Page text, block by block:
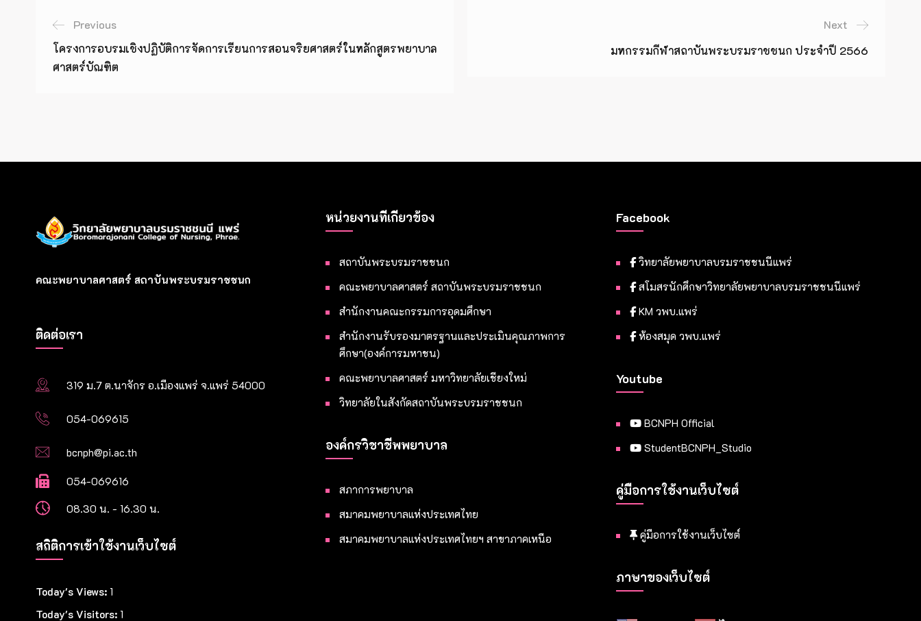
Previous
โครงการอบรมเชิงปฏิบัติการจัดการเรียนการสอนจริยศาสตร์ในหลักสูตรพยาบาล
ศาสตร์บัณฑิต
Next
มหกรรมกีฬาสถาบันพระบรมราชชนก ประจำปี 2566
คณะพยาบาลศาสตร์ สถาบันพระบรมราชชนก
ติดต่อเรา
319 ม.7 ต.นาจักร อ.เมืองแพร่ จ.แพร่ 54000
054-069615
bcnph@pi.ac.th
054-069616
08.30 น. - 16.30 น.
สถิติการเข้าใช้งานเว็บไซต์
Today's Views: 1
Today's Visitors: 1
หน่วยงานที่เกี่ยวข้อง
สถาบันพระบรมราชชนก
คณะพยาบาลศาสตร์ สถาบันพระบรมราชชนก
สำนักงานคณะกรรมการอุดมศึกษา
สำนักงานรับรองมาตรฐานและประเมินคุณภาพการ
ศึกษา(องค์การมหาชน)
คณะพยาบาลศาสตร์ มหาวิทยาลัยเชียงใหม่
วิทยาลัยในสังกัดสถาบันพระบรมราชชนก
องค์กรวิชาชีพพยาบาล
สภาการพยาบาล
สมาคมพยาบาลแห่งประเทศไทย
สมาคมพยาบาลแห่งประเทศไทยฯ สาขาภาคเหนือ
Facebook
วิทยาลัยพยาบาลบรมราชชนนีแพร่
สโมสรนักศึกษาวิทยาลัยพยาบาลบรมราชชนนีแพร่
KM วพบ.แพร่
ห้องสมุด วพบ.แพร่
Youtube
BCNPH Official
StudentBCNPH_Studio
คู่มือการใช้งานเว็บไซต์
คู่มือการใช้งานเว็บไซต์
ภาษาของเว็บไซต์